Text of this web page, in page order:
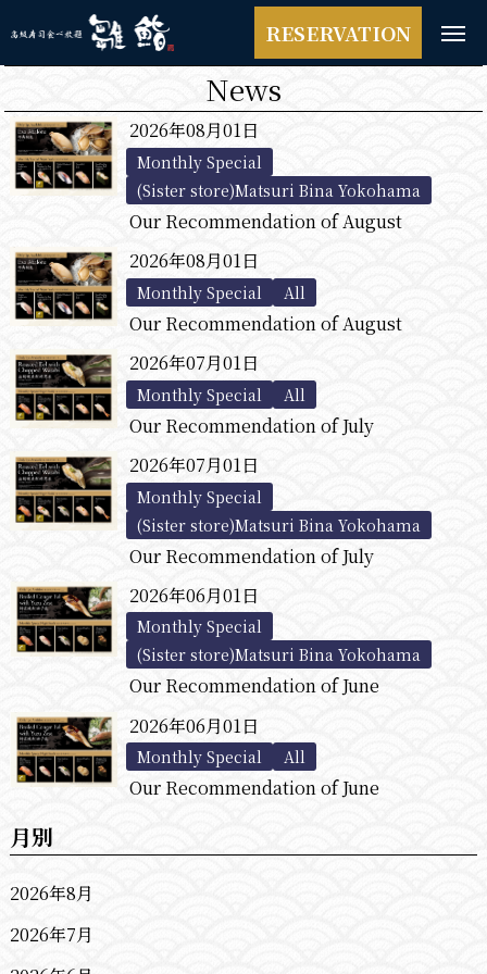
RESERVATION
News
2026年08月01日
Monthly Special
(Sister store)Matsuri Bina Yokohama
Our Recommendation of August
2026年08月01日
Monthly Special All
Our Recommendation of August
2026年07月01日
Monthly Special All
Our Recommendation of July
2026年07月01日
Monthly Special
(Sister store)Matsuri Bina Yokohama
Our Recommendation of July
2026年06月01日
Monthly Special
(Sister store)Matsuri Bina Yokohama
Our Recommendation of June
2026年06月01日
Monthly Special All
Our Recommendation of June
月別
2026年8月
2026年7月